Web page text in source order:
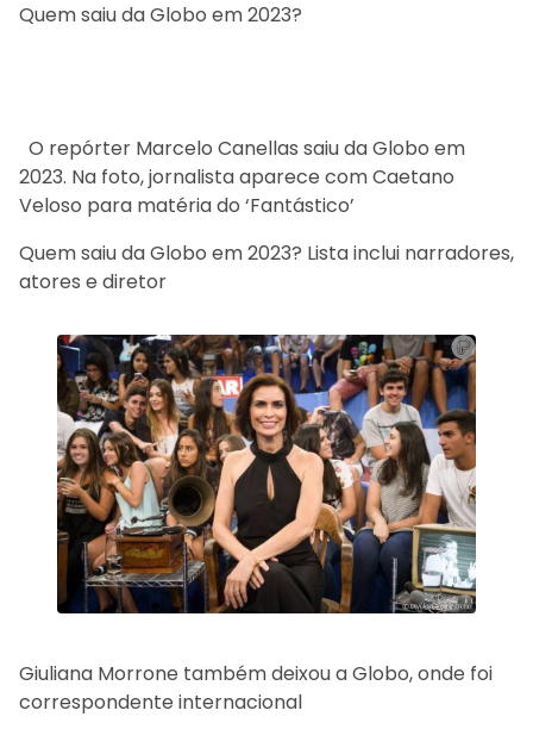
Quem saiu da Globo em 2023?
O repórter Marcelo Canellas saiu da Globo em
2023. Na foto, jornalista aparece com Caetano
Veloso para matéria do ‘Fantástico’
Quem saiu da Globo em 2023? Lista inclui narradores,
atores e diretor
Giuliana Morrone também deixou a Globo, onde foi
correspondente internacional